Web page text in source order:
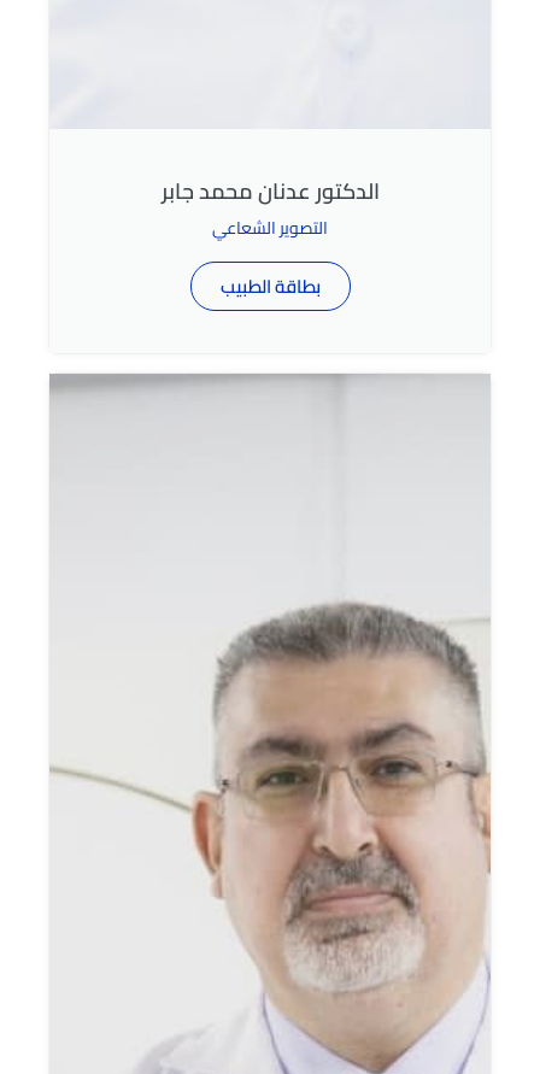
الدكتور عدنان محمد جابر
التصوير الشعاعي
بطاقة الطبيب